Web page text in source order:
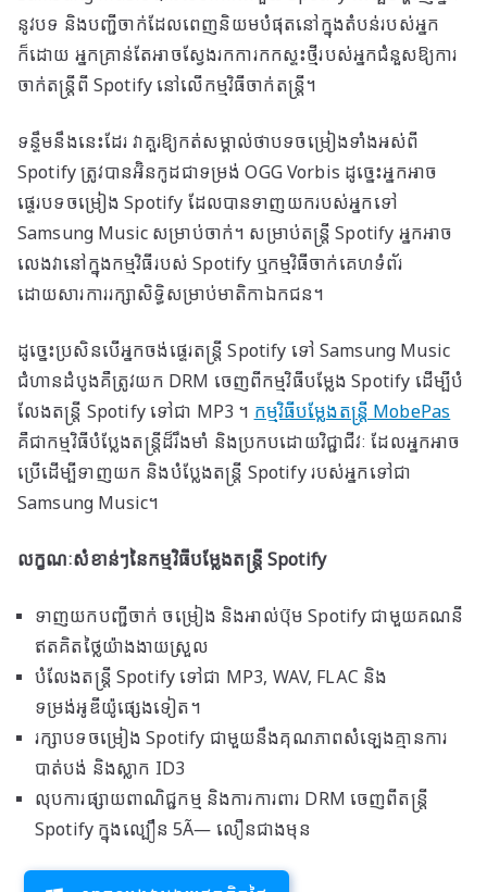
នូវបទ និងបញ្ជីចាក់ដែលពេញនិយមបំផុតនៅក្នុងតំបន់របស់អ្នក
ក៏ដោយ អ្នកគ្រាន់តែអាចស្វែងរកការកកស្ទះថ្មីរបស់អ្នកជំនួសឱ្យការ
ចាក់តន្ត្រីពី Spotify នៅលើកម្មវិធីចាក់តន្ត្រី។
ទន្ទឹមនឹងនេះដែរ វាគួរឱ្យកត់សម្គាល់ថាបទចម្រៀងទាំងអស់ពី
Spotify ត្រូវបានអ៊ិនកូដជាទម្រង់ OGG Vorbis ដូច្នេះអ្នកអាច
ផ្ទេរបទចម្រៀង Spotify ដែលបានទាញយករបស់អ្នកទៅ
Samsung Music សម្រាប់ចាក់។ សម្រាប់តន្ត្រី Spotify អ្នកអាច
លេងវានៅក្នុងកម្មវិធីរបស់ Spotify ឬកម្មវិធីចាក់គេហទំព័រ
ដោយសារការរក្សាសិទ្ធិសម្រាប់មាតិកាឯកជន។
ដូច្នេះប្រសិនបើអ្នកចង់ផ្ទេរតន្ត្រី Spotify ទៅ Samsung Music
ជំហានដំបូងគឺត្រូវយក DRM ចេញពីកម្មវិធីបម្លែង Spotify ដើម្បីបំ
លែងតន្ត្រី Spotify ទៅជា MP3 ។កម្មវិធីបម្លែងតន្ត្រី MobePas
គឺជាកម្មវិធីបំប្លែងតន្ត្រីដ៏រឹងមាំ និងប្រកបដោយវិជ្ជាជីវៈ ដែលអ្នកអាច
ប្រើដើម្បីទាញយក និងបំប្លែងតន្ត្រី Spotify របស់អ្នកទៅជា
Samsung Music។
លក្ខណៈសំខាន់ៗនៃកម្មវិធីបម្លែងតន្ត្រី Spotify
ទាញយកបញ្ជីចាក់ ចម្រៀង និងអាល់ប៊ុម Spotify ជាមួយគណនី
ឥតគិតថ្លៃយ៉ាងងាយស្រួល
បំលែងតន្ត្រី Spotify ទៅជា MP3, WAV, FLAC និង
ទម្រង់អូឌីយ៉ូផ្សេងទៀត។
រក្សា​បទ​ចម្រៀង Spotify ជាមួយ​នឹង​គុណភាព​សំឡេង​គ្មាន​ការ​
បាត់បង់ និង​ស្លាក ID3
លុបការផ្សាយពាណិជ្ជកម្ម និងការការពារ DRM ចេញពីតន្ត្រី
Spotify ក្នុងល្បឿន 5Ã— លឿនជាងមុន